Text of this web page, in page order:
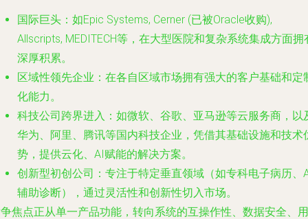
国际巨头 ：如Epic Systems, Cerner (已被Oracle收购),
Allscripts, MEDITECH等，在大型医院和复杂系统集成方面拥
深厚积累。
区域性领先企业 ：在各自区域市场拥有强大的客户基础和定
化能力。
科技公司跨界进入 ：如微软、谷歌、亚马逊等云服务商，以
华为、阿里、腾讯等国内科技企业，凭借其基础设施和技术
势，提供云化、AI赋能的解决方案。
创新型初创公司 ：专注于特定垂直领域（如专科电子病历、
辅助诊断），通过灵活性和创新性切入市场。
焦点正从单一产品功能，转向系统的互操作性、数据安全、用